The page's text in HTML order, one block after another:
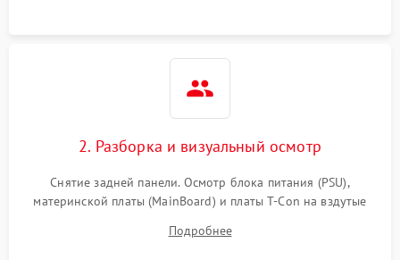
2. Разборка и визуальный осмотр
Снятие задней панели. Осмотр блока питания (PSU),
материнской платы (MainBoard) и платы T-Con на вздутые
Проверка надежности фиксации и целостности шлейфов.
Подробнее